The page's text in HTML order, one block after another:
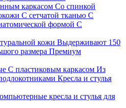
каркасом Со спинкой
С сетчатой тканью С
формой С
кожи Выдерживают 150
размера Премиум
С пластиковым каркасом Из
Кресла и стулья
кресла и стулья для